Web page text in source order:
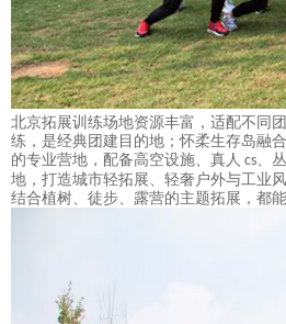
北京拓展训练场地资源丰富，适配不同团
练，是经典团建目的地；怀柔生存岛融
的专业营地，配备高空设施、真人 cs、
地，打造城市轻拓展、轻奢户外与工业
结合植树、徒步、露营的主题拓展，都